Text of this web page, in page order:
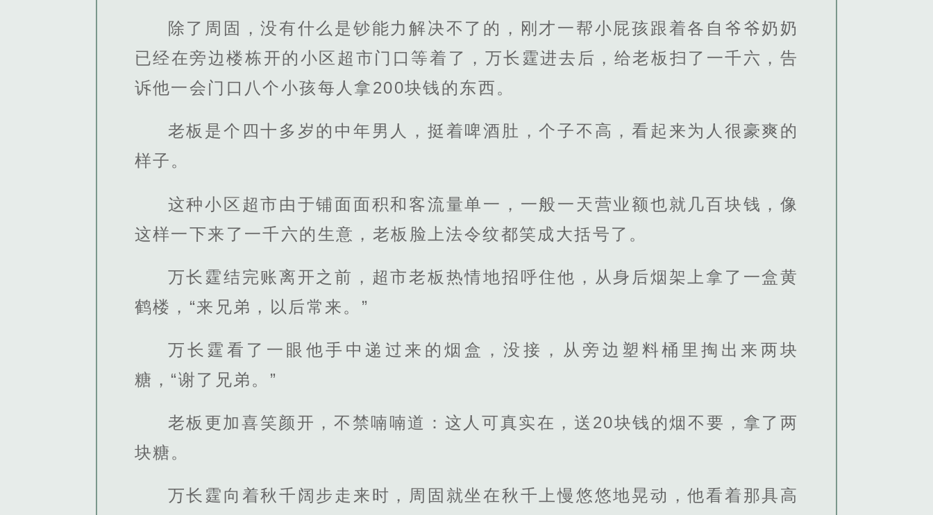
除了周固，没有什么是钞能力解决不了的，刚才一帮小屁孩跟着各自爷爷奶奶
已经在旁边楼栋开的小区超市门口等着了，万长霆进去后，给老板扫了一千六，告
诉他一会门口八个小孩每人拿200块钱的东西。
老板是个四十多岁的中年男人，挺着啤酒肚，个子不高，看起来为人很豪爽的
样子。
这种小区超市由于铺面面积和客流量单一，一般一天营业额也就几百块钱，像
这样一下来了一千六的生意，老板脸上法令纹都笑成大括号了。
万长霆结完账离开之前，超市老板热情地招呼住他，从身后烟架上拿了一盒黄
鹤楼，“来兄弟，以后常来。”
万长霆看了一眼他手中递过来的烟盒，没接，从旁边塑料桶里掏出来两块
糖，“谢了兄弟。”
老板更加喜笑颜开，不禁喃喃道：这人可真实在，送20块钱的烟不要，拿了两
块糖。
万长霆向着秋千阔步走来时，周固就坐在秋千上慢悠悠地晃动，他看着那具高